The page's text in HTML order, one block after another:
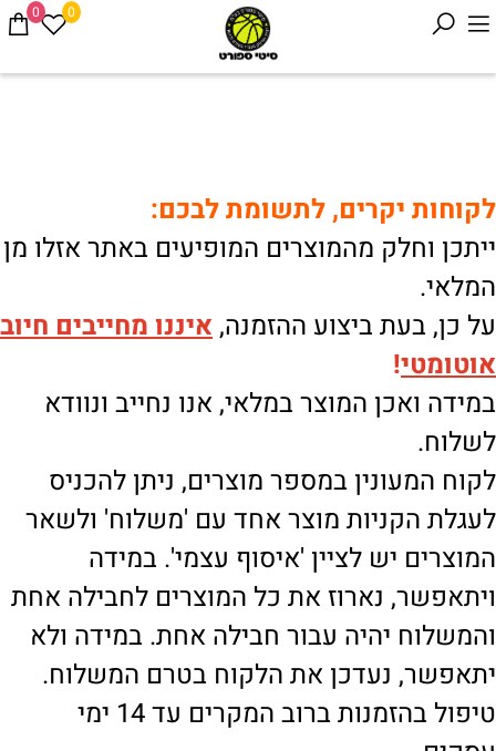
0 0
לקוחות יקרים, לתשומת לבכם:
ייתכן וחלק מהמוצרים המופיעים באתר אזלו מן
המלאי.
על כן, בעת ביצוע ההזמנה, איננו מחייבים חיוב
אוטומטי!
במידה ואכן המוצר במלאי, אנו נחייב ונוודא
לשלוח.
לקוח המעונין במספר מוצרים, ניתן להכניס
לעגלת הקניות מוצר אחד עם 'משלוח' ולשאר
המוצרים יש לציין 'איסוף עצמי'. במידה
ויתאפשר, נארוז את כל המוצרים לחבילה אחת
והמשלוח יהיה עבור חבילה אחת. במידה ולא
יתאפשר, נעדכן את הלקוח בטרם המשלוח.
טיפול בהזמנות ברוב המקרים עד 14 ימי